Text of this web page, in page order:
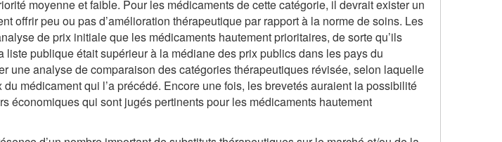
moyenne et faible. Pour les médicaments de cette catégorie, il devrait exister un
offrir peu ou pas d’amélioration thérapeutique par rapport à la norme de soins. Les
de prix initiale que les médicaments hautement prioritaires, de sorte qu’ils
publique était supérieur à la médiane des prix publics dans les pays du
une analyse de comparaison des catégories thérapeutiques révisée, selon laquelle
médicament qui l’a précédé. Encore une fois, les brevetés auraient la possibilité
économiques qui sont jugés pertinents pour les médicaments hautement